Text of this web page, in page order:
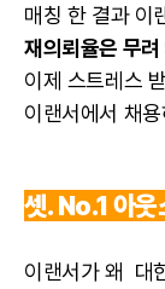
매칭 한 결과 이
재의뢰율은 무
이제 스트레스
이랜서에서 채
셋. No.1아웃
이랜서가 왜 대